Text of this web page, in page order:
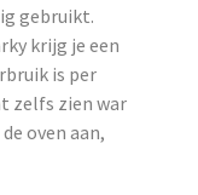
gebruikt.
krijg je een
is per
zelfs zien war
oven aan,